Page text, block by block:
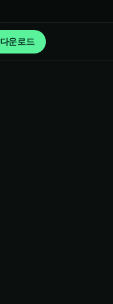
다운로드